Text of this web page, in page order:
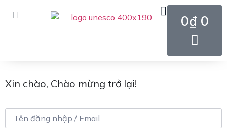
0₫ 0
Xin chào, Chào mừng trở lại!